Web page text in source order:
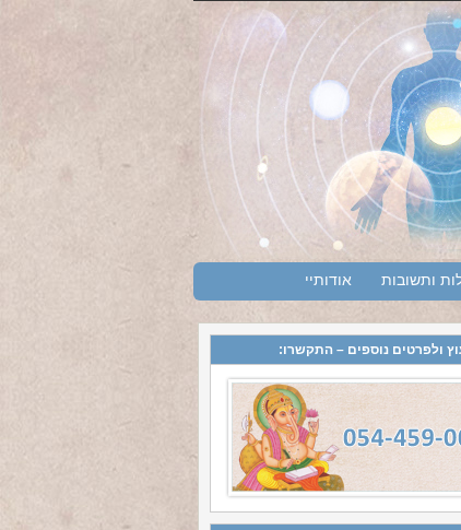
ותשובות אודותיי
ולפרטים נוספים – התקשרו: